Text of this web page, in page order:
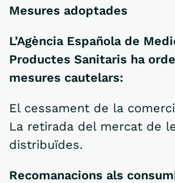
Mesures adoptades
L’Agència Española de
Productes Sanitaris ha
mesures cautelars:
El cessament de la
La retirada del mercat de
distribuïdes.
Recomanacions als